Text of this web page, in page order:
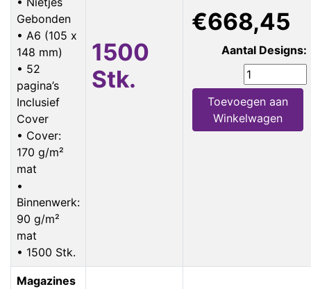
Gebonden
• A6 (105 x
148 mm)
• 52
pagina’s
Inclusief
Cover
• Cover:
170 g/m²
mat
•
Binnenwerk:
90 g/m²
mat
• 1500 Stk.
1500
Stk.
€668,45
Aantal Designs:
Toevoegen aan
Winkelwagen
Magazines